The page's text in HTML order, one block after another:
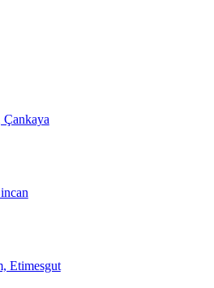
Çankaya
Etimesgut